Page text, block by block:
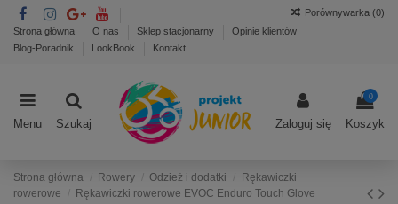
Strona główna O nas Sklep stacjonarny
Opinie klientów
Blog-Poradnik
LookBook Kontakt
Porównywarka (0)
Menu Szukaj Zaloguj się
0
Koszyk
Strona główna Rowery Odzież i dodatki
Rękawiczki
rowerowe
Rękawiczki rowerowe EVOC Enduro Touch Glove